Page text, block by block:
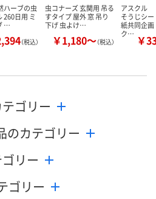
ハーブの虫
260日用 ミ
…
（税込）
虫コナーズ 玄関用 吊る
すタイプ 屋外 窓 吊り
下げ 虫よけ…
￥1,180～（税込）
アスクル
そうじシ
紙共同企
ク… ￥
ゴリー
のカテゴリー
リー
ゴリー